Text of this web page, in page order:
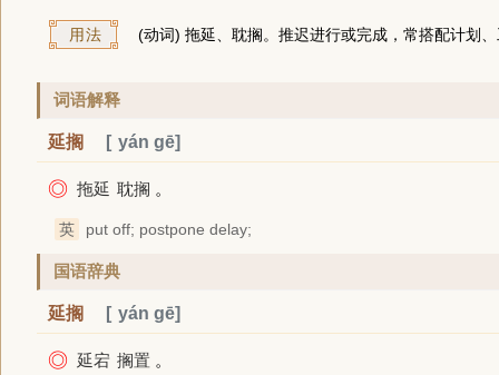
用法 (动词) 拖延、耽搁。推迟进行或完成，常搭配计划
词语解释
延搁 yán gē
◎ 拖延 耽搁 。
英 put off; postpone delay;
国语辞典
延搁 yán gē
◎ 延宕 搁置 。